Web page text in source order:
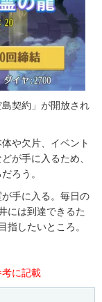
契約」が開放され
や欠片、イベント
が手に入るため、
ろう。
手に入る。毎日の
には到達できるた
指したいところ。
に記載